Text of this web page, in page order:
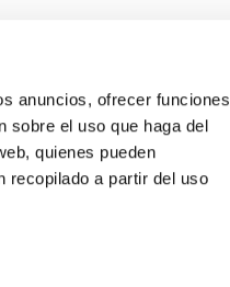
anuncios, ofrecer funciones
sobre el uso que haga del
quienes pueden
recopilado a partir del uso
Aviso legal